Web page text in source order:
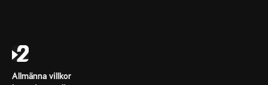
Allmänna villkor